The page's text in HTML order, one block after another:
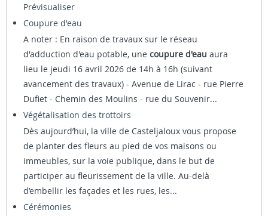
Prévisualiser
Coupure d'eau
A noter : En raison de travaux sur le réseau
d'adduction d'eau potable, une coupure d'eau aura
lieu le jeudi 16 avril 2026 de 14h à 16h (suivant
avancement des travaux) - Avenue de Lirac - rue Pierre
Dufiet - Chemin des Moulins - rue du Souvenir...
Végétalisation des trottoirs
Dès aujourd’hui, la ville de Casteljaloux vous propose
de planter des fleurs au pied de vos maisons ou
immeubles, sur la voie publique, dans le but de
participer au fleurissement de la ville. Au-delà
d’embellir les façades et les rues, les...
Cérémonies